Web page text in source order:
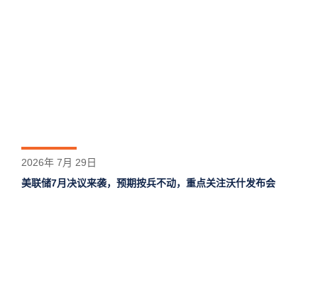
2026年 7月 29日
美联储7月决议来袭，预期按兵不动，重点关注沃什发布会